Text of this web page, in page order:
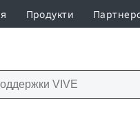
Продукти